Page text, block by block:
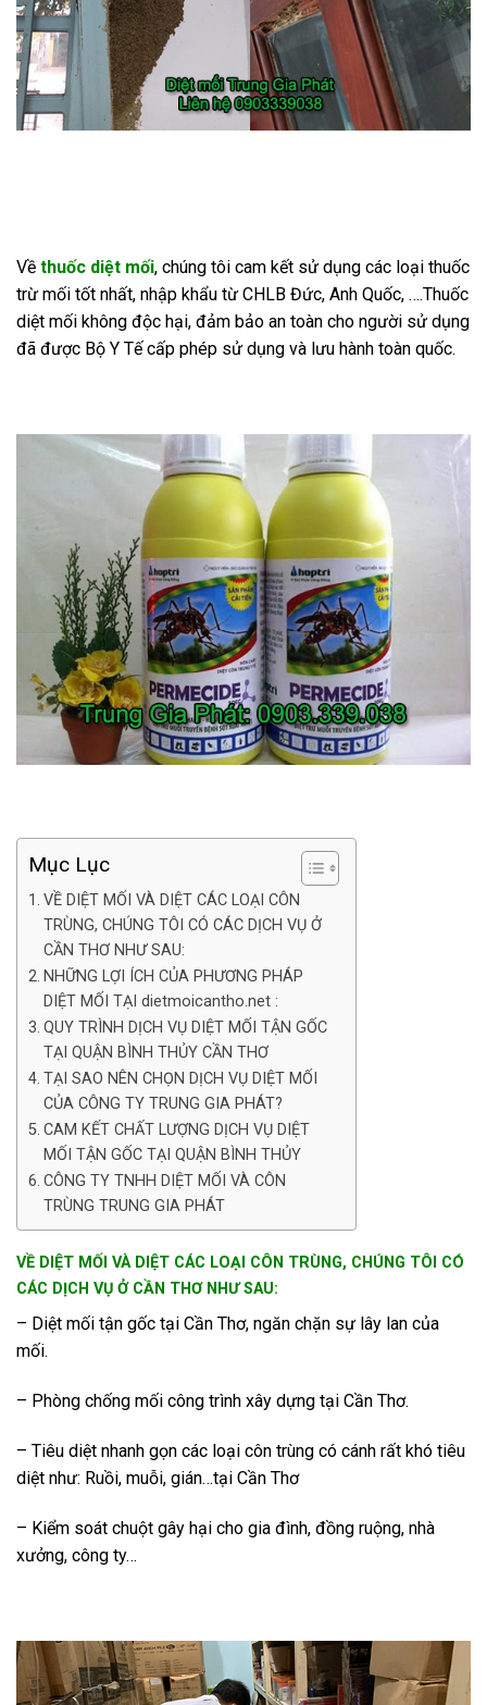
Về thuốc diệt mối, chúng tôi cam kết sử dụng các loại thuốc
trừ mối tốt nhất, nhập khẩu từ CHLB Đức, Anh Quốc, ….Thuốc
diệt mối không độc hại, đảm bảo an toàn cho người sử dụng
đã được Bộ Y Tế cấp phép sử dụng và lưu hành toàn quốc.
Mục Lục
VỀ DIỆT MỐI VÀ DIỆT CÁC LOẠI CÔN
TRÙNG, CHÚNG TÔI CÓ CÁC DỊCH VỤ Ở
CẦN THƠ NHƯ SAU:
NHỮNG LỢI ÍCH CỦA PHƯƠNG PHÁP
DIỆT MỐI TẠI dietmoicantho.net :
QUY TRÌNH DỊCH VỤ DIỆT MỐI TẬN GỐC
TẠI QUẬN BÌNH THỦY CẦN THƠ
TẠI SAO NÊN CHỌN DỊCH VỤ DIỆT MỐI
CỦA CÔNG TY TRUNG GIA PHÁT?
CAM KẾT CHẤT LƯỢNG DỊCH VỤ DIỆT
MỐI TẬN GỐC TẠI QUẬN BÌNH THỦY
CÔNG TY TNHH DIỆT MỐI VÀ CÔN
TRÙNG TRUNG GIA PHÁT
VỀ DIỆT MỐI VÀ DIỆT CÁC LOẠI CÔN TRÙNG, CHÚNG TÔI CÓ
CÁC DỊCH VỤ Ở CẦN THƠ NHƯ SAU:
– Diệt mối tận gốc tại Cần Thơ, ngăn chặn sự lây lan của
mối.
– Phòng chống mối công trình xây dựng tại Cần Thơ.
– Tiêu diệt nhanh gọn các loại côn trùng có cánh rất khó tiêu
diệt như: Ruồi, muỗi, gián…tại Cần Thơ
– Kiểm soát chuột gây hại cho gia đình, đồng ruộng, nhà
xưởng, công ty…